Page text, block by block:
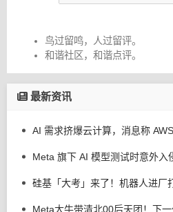
鸟过留鸣，人过留评。
和谐社区，和谐点评。
最新资讯
Meta 旗下 AI 模型测试时意外入
硅基「大考」来了！机器人进厂
Meta大牛带清北00后天团！下一